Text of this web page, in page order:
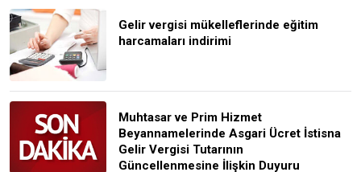
Gelir vergisi mükelleflerinde eğitim
harcamaları indirimi
Muhtasar ve Prim Hizmet
Beyannamelerinde Asgari Ücret İstisna
Gelir Vergisi Tutarının
Güncellenmesine İlişkin Duyuru